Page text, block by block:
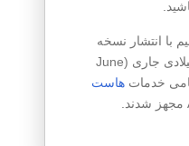
با انتشار نسخه
نهایی 2.1 که در ابتدای ماه میلادی جاری (June
هاست